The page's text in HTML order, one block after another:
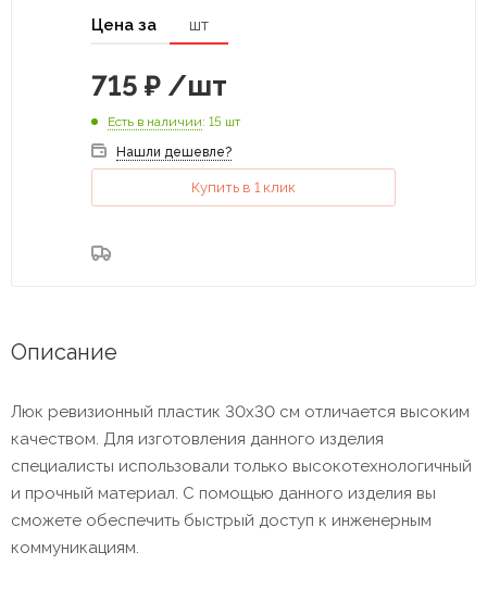
Цена за шт
715 ₽ /шт
Есть в наличии: 15 шт
Нашли дешевле?
Купить в 1 клик
Описание
Люк ревизионный пластик 30х30 см отличается высоким
качеством. Для изготовления данного изделия
специалисты использовали только высокотехнологичный
и прочный материал. С помощью данного изделия вы
сможете обеспечить быстрый доступ к инженерным
коммуникациям.